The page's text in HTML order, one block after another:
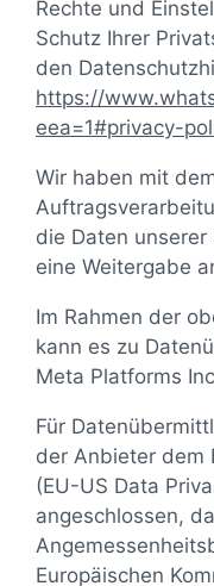
Rechte und
Schutz Ihrer
den
https://
eea=1#privacy-
Wir haben mit
die Daten
eine Weitergabe
Im Rahmen der
kann es zu
Meta Platforms
Für
der Anbieter dem
(EU-US Data
angeschlossen,
Europäischen